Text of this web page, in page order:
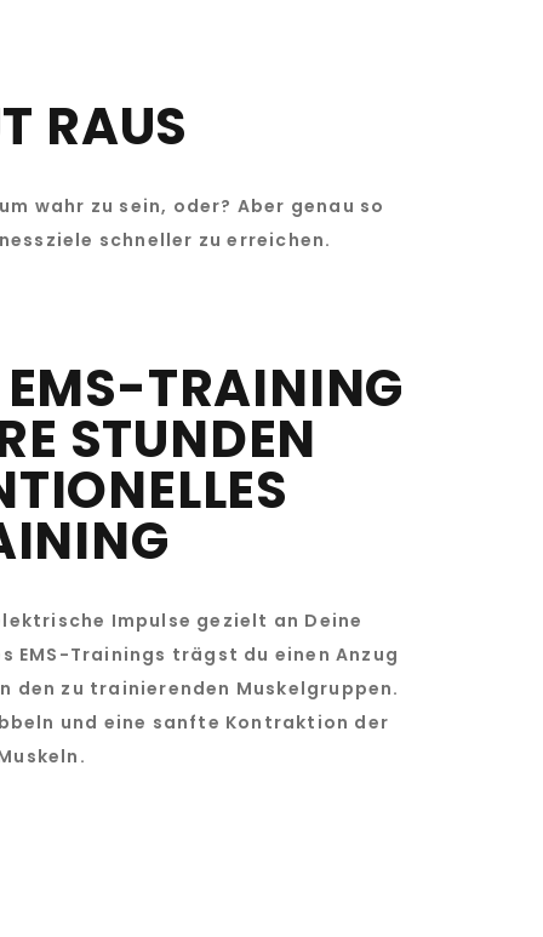
RAUS
wahr zu sein, oder? Aber genau so
schneller zu erreichen.
TRAINING
STUNDEN
Impulse gezielt an Deine
EMS-Trainings trägst du einen Anzug
den zu trainierenden Muskelgruppen.
und eine sanfte Kontraktion der